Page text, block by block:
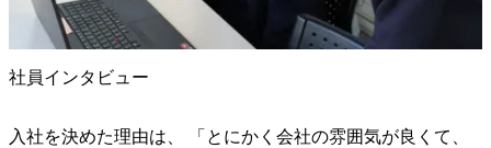
社員インタビュー
入社を決めた理由は、 「とにかく会社の雰囲気が良くて、